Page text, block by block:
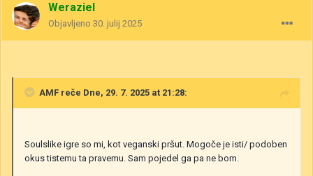
Weraziel
Objavljeno 30. julij 2025
AMF reče Dne, 29. 7. 2025 at 21:28:
Soulslike igre so mi, kot veganski pršut. Mogoče je isti/ podoben
okus tistemu ta pravemu. Sam pojedel ga pa ne bom.